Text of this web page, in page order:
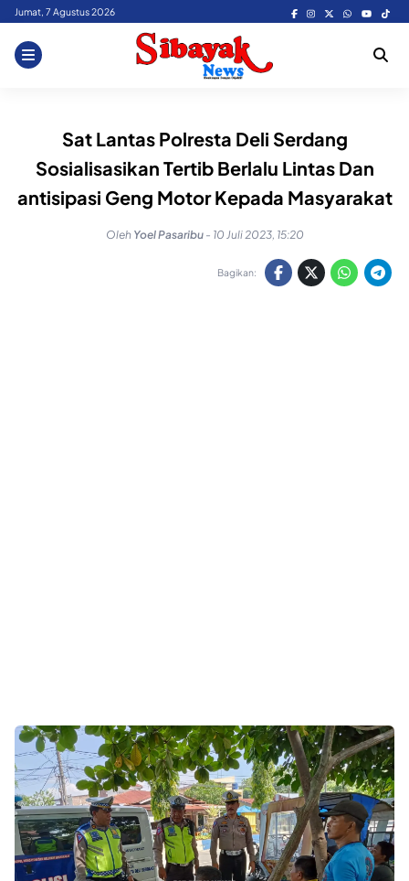
Skip
content
Jumat, 7 Agustus 2026
Sat Lantas Polresta Deli Serdang
Sosialisasikan Tertib Berlalu Lintas Dan
antisipasi Geng Motor Kepada Masyarakat
Oleh Yoel Pasaribu - 10 Juli 2023, 15:20
Bagikan: